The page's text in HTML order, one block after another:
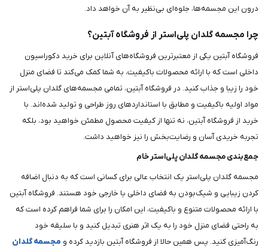
درون این مجسمه‌ها، جلوه‌ای بی‌نظیر به آن خواهد داد.
چرا مجسمه گلدان پلی‌استر از فروشگاه آبتین؟
فروشگاه آبتین یکی از معتبرترین فروشگاه‌های آنلاین برای خرید دکوراسیون
داخلی است که با ارائه محصولات باکیفیت، به شما کمک می‌کند تا فضای منزل
خود را زیبا و جذاب کنید. در فروشگاه آبتین، تمامی مجسمه‌های گلدان پلی‌استر از
مواد اولیه باکیفیت و مطابق با استانداردهای روز طراحی و تولید شده‌اند. با
خرید از فروشگاه آبتین، نه تنها از کیفیت محصول مطمئن خواهید بود، بلکه
تجربه خریدی آسان و رضایت‌بخش را نیز خواهید داشت.
جمع‌بندی مجسمه گلدان پلی‌استر خام
مجسمه گلدان پلی‌استر یک انتخاب عالی برای کسانی است که به دنبال اضافه
کردن زیبایی و شیک‌بودن به فضای داخلی یا خارجی خود هستند. فروشگاه آبتین
با ارائه محصولات متنوع و باکیفیت، این امکان را برای شما فراهم کرده است که
به راحتی فضای منزل خود را به یک اثر هنری تبدیل کنید و با سلیقه خود
رنگ‌آمیزی کنید. پس همین حالا از فروشگاه آبتین بازدید کرده و مجسمه گلدان